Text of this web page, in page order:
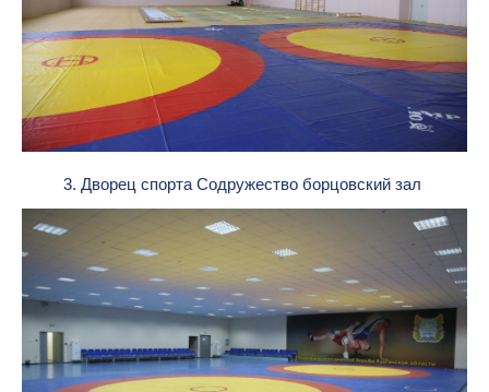
3. Дворец спорта Содружество борцовский зал